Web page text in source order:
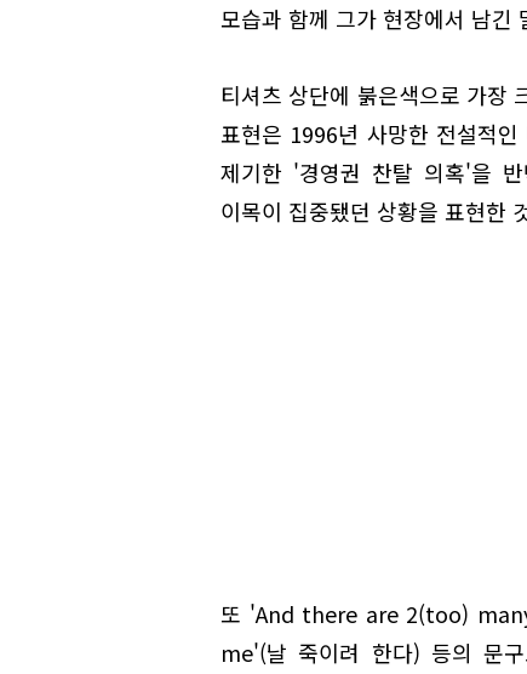
모습과 함께 그가 현장에서 남긴
티셔츠 상단에 붉은색으로 가
표현은 1996년 사망한 전설적
제기한 '경영권 찬탈 의혹'을
이목이 집중됐던 상황을 표현한
또 'And there are 2(too)
me'(날 죽이려 한다) 등의 문